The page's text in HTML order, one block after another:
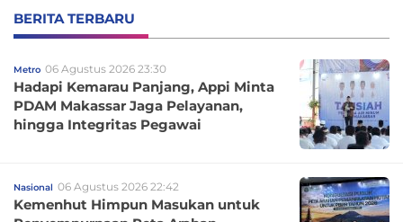
BERITA TERBARU
Metro 06 Agustus 2026 23:30
Hadapi Kemarau Panjang, Appi Minta
PDAM Makassar Jaga Pelayanan,
hingga Integritas Pegawai
Nasional 06 Agustus 2026 22:42
Kemenhut Himpun Masukan untuk